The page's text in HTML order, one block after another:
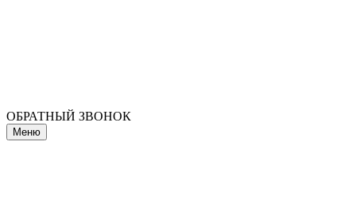
ОБРАТНЫЙ ЗВОНОК
Меню